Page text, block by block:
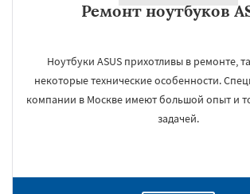
Ремонт ноутбуков
Ноутбуки ASUS прихотливы в ремонте,
некоторые технические особенности.
компании в Москве имеют большой опыт и
задачей.